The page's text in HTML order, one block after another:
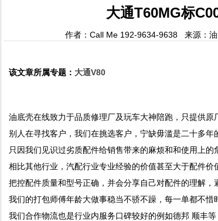
大通T60MG标
作者：Call Me 192-9634-9638 来源：
该文章所属专题： 大通V80
油底壳在线致力于品质修理厂及玩车大神陪跑，只提供原
别人在寻找客户，我们在挑选客户，宁缺毋滥是二十多年
只因我们见识过劣质配件给销售带来的麻烦和和使用上的
相比其他行业，汽配行业专业经验的价值甚至大于配件
把控配件质量和型号正确，并会分享自己对配件的理解，
我们的打包师傅年龄大做事稳当不骄不躁，每一单都不惜
我们合作物流也是行业内服务口碑较好的例如德邦 顺丰等